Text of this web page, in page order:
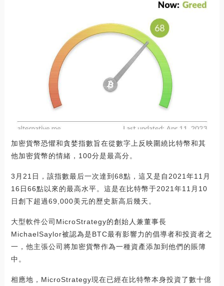
加密貨幣恐懼和貪婪指數旨在從數字上反映圍繞比特幣和其
他加密貨幣的情緒，100分是最高分。
3月21日，該指數最后一次達到68點，這又是自2021年11月
16日66點以來的最高水平。這是在比特幣于2021年11月10
日創下超過69,000美元的歷史新高后幾天。
大型軟件公司MicroStrategy的創始人兼董事長
MichaelSaylor被認為是BTC最有影響力的倡導者和投資者之
一，他主張公司將加密貨幣作為一種資產添加到他們的賬簿
中。
相應地，MicroStrategy現在已經在比特幣本身投資了數十億